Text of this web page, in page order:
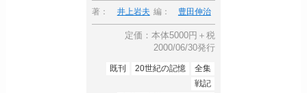
著： 井上岩夫 編： 豊田伸治
定価：本体5000円＋税
2000/06/30発行
既刊 20世紀の記憶
全集
戦記